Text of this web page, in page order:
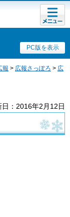
PC版を表示
メニュ
ー
報 > 広報さっぽろ > 広
日：2016年2月12日